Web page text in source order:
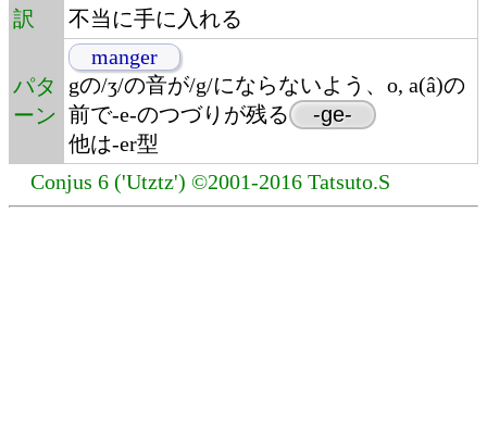
訳
不当に手に入れる
パタ
ーン
manger
gの/ʒ/の音が/g/にならないよう、o, a(â)の
前で-e-のつづりが残る
-ge-
他は-er型
Conjus 6 ('Utztz') ©2001-2016 Tatsuto.S